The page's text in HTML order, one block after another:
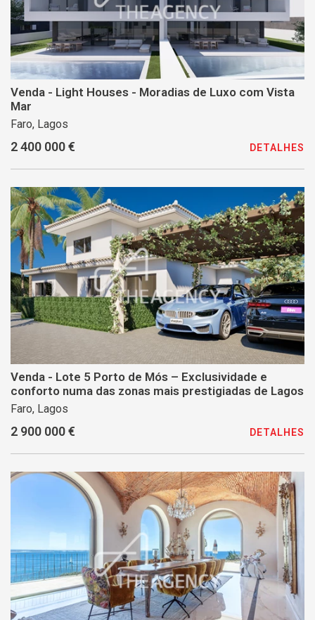
Venda - Light Houses - Moradias de Luxo com Vista
Mar
Faro, Lagos
2 400 000 € DETALHES
Venda - Lote 5 Porto de Mós – Exclusividade e
conforto numa das zonas mais prestigiadas de Lagos
Faro, Lagos
2 900 000 € DETALHES